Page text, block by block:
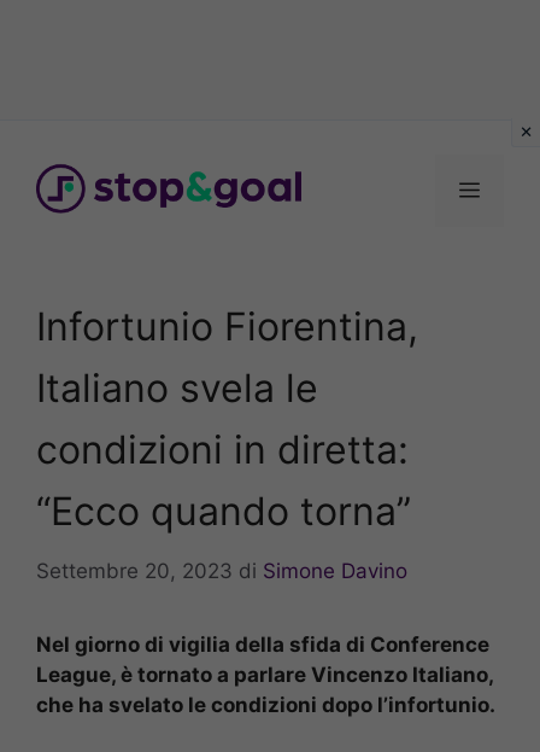
contenuto
Menu
Infortunio Fiorentina,
Italiano svela le
condizioni in diretta:
“Ecco quando torna”
Settembre 20, 2023 di Simone Davino
Nel giorno di vigilia della sfida di Conference
League, è tornato a parlare Vincenzo Italiano,
che ha svelato le condizioni dopo l’infortunio.